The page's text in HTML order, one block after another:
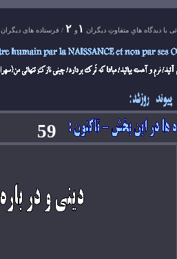
با ديدگاه هایِ متفاوتِ ديگران ۱ و ۲ / فرستاده های ديگران
59